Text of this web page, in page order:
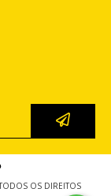
OS DIREITOS